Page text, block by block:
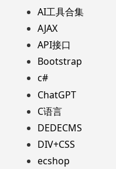
AI工具合集
AJAX
API接口
Bootstrap
c#
ChatGPT
C语言
DEDECMS
DIV+CSS
ecshop